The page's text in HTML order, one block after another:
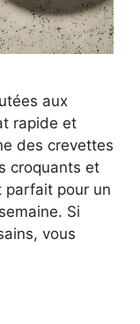
aux
rapide et
des crevettes
croquants et
parfait pour un
Si
vous